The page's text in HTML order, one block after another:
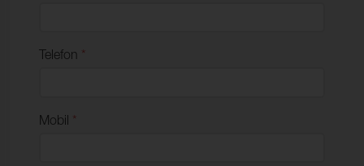
Telefon *
Mobil *